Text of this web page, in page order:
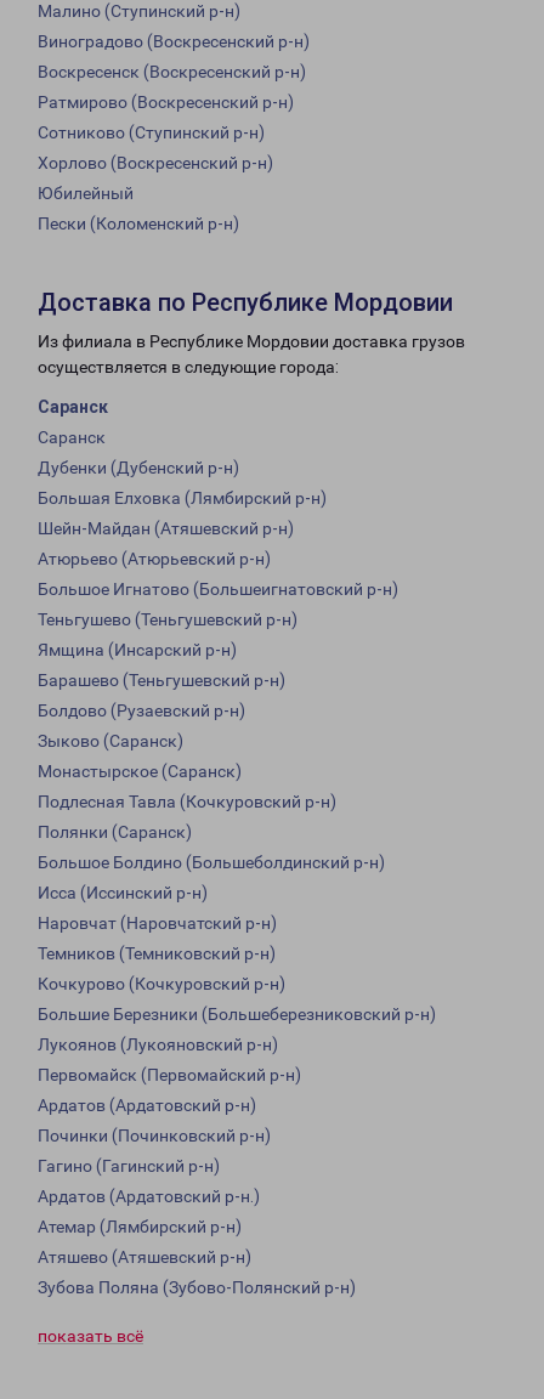
Малино (Ступинский р-н)
Виноградово (Воскресенский р-н)
Воскресенск (Воскресенский р-н)
Ратмирово (Воскресенский р-н)
Сотниково (Ступинский р-н)
Хорлово (Воскресенский р-н)
Юбилейный
Пески (Коломенский р-н)
Доставка по Республике Мордовии
Из филиала в Республике Мордовии доставка грузов
осуществляется в следующие города:
Саранск
Саранск
Дубенки (Дубенский р-н)
Большая Елховка (Лямбирский р-н)
Шейн-Майдан (Атяшевский р-н)
Атюрьево (Атюрьевский р-н)
Большое Игнатово (Большеигнатовский р-н)
Теньгушево (Теньгушевский р-н)
Ямщина (Инсарский р-н)
Барашево (Теньгушевский р-н)
Болдово (Рузаевский р-н)
Зыково (Саранск)
Монастырское (Саранск)
Подлесная Тавла (Кочкуровский р-н)
Полянки (Саранск)
Большое Болдино (Большеболдинский р-н)
Исса (Иссинский р-н)
Наровчат (Наровчатский р-н)
Темников (Темниковский р-н)
Кочкурово (Кочкуровский р-н)
Большие Березники (Большеберезниковский р-н)
Лукоянов (Лукояновский р-н)
Первомайск (Первомайский р-н)
Ардатов (Ардатовский р-н)
Починки (Починковский р-н)
Гагино (Гагинский р-н)
Ардатов (Ардатовский р-н.)
Атемар (Лямбирский р-н)
Атяшево (Атяшевский р-н)
Зубова Поляна (Зубово-Полянский р-н)
показать всё